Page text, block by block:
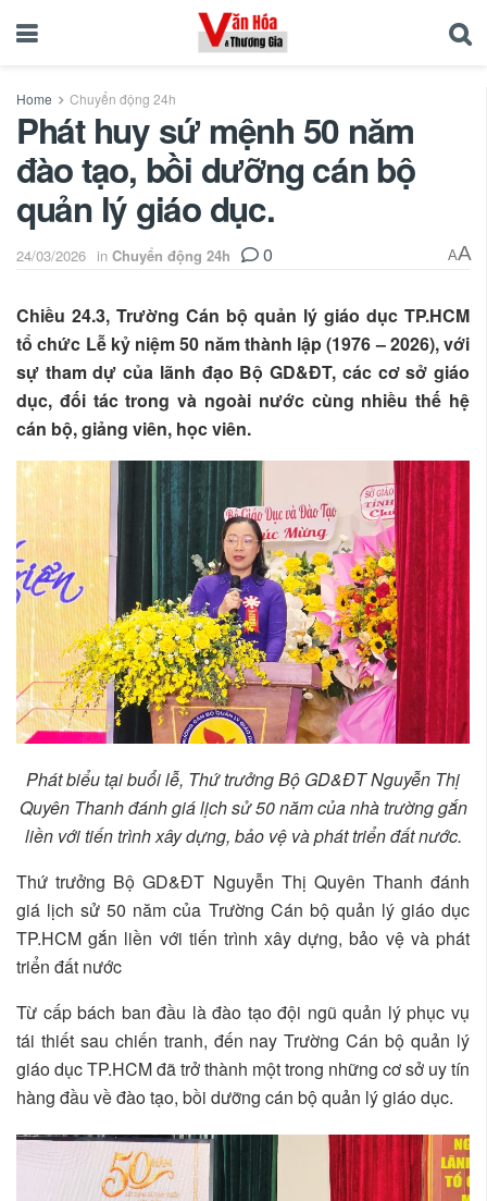
Home Chuyển động 24h
Phát huy sứ mệnh 50 năm
đào tạo, bồi dưỡng cán bộ
quản lý giáo dục.
24/03/2026 in Chuyển động 24h 0 AA
Chiều 24.3, Trường Cán bộ quản lý giáo dục TP.HCM
tổ chức Lễ kỷ niệm 50 năm thành lập (1976 – 2026), với
sự tham dự của lãnh đạo Bộ GD&ĐT, các cơ sở giáo
dục, đối tác trong và ngoài nước cùng nhiều thế hệ
cán bộ, giảng viên, học viên.
Phát biểu tại buổi lễ, Thứ trưởng Bộ GD&ĐT Nguyễn Thị
Quyên Thanh đánh giá lịch sử 50 năm của nhà trường gắn
liền với tiến trình xây dựng, bảo vệ và phát triển đất nước.
Thứ trưởng Bộ GD&ĐT Nguyễn Thị Quyên Thanh đánh
giá lịch sử 50 năm của Trường Cán bộ quản lý giáo dục
TP.HCM gắn liền với tiến trình xây dựng, bảo vệ và phát
triển đất nước
Từ cấp bách ban đầu là đào tạo đội ngũ quản lý phục vụ
tái thiết sau chiến tranh, đến nay Trường Cán bộ quản lý
giáo dục TP.HCM đã trở thành một trong những cơ sở uy tín
hàng đầu về đào tạo, bồi dưỡng cán bộ quản lý giáo dục.